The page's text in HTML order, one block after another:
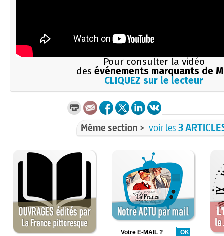
Pour consulter la vidéo
des événements marquants de
CLIQUEZ sur le lecteur
Même section > voir les3